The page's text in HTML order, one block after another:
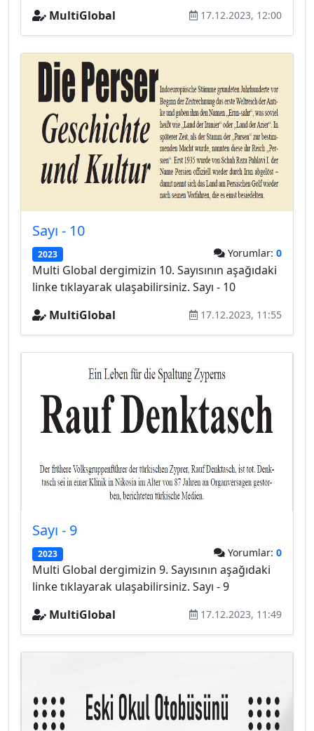
MultiGlobal
17.12.2023, 12:00
Sayı - 10
2023 Yorumlar: 0
Multi Global dergimizin 10. Sayısının aşağıdaki
linke tıklayarak ulaşabilirsiniz. Sayı - 10
MultiGlobal
17.12.2023, 11:55
Sayı - 9
2023 Yorumlar: 0
Multi Global dergimizin 9. Sayısının aşağıdaki
linke tıklayarak ulaşabilirsiniz. Sayı - 9
MultiGlobal
17.12.2023, 11:49